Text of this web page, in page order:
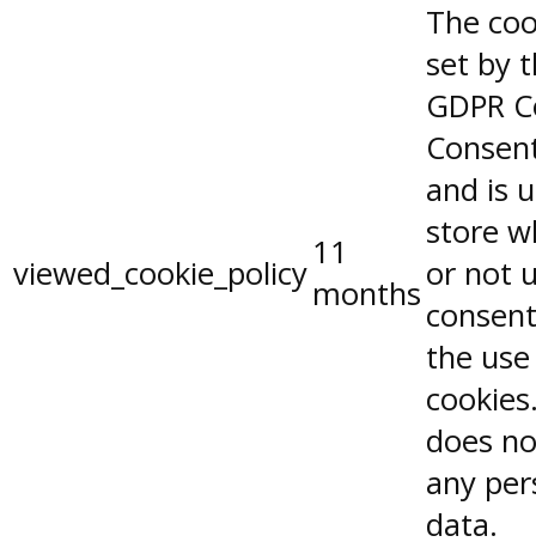
viewed_cookie_policy
11
months
The
set by
GDPR
and is
store
or not
the
does
any
data.